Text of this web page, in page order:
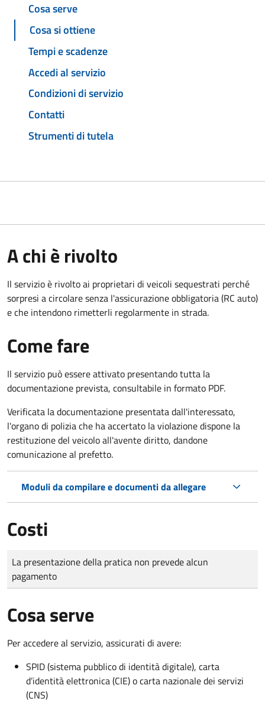
Cosa serve
Cosa si ottiene
Tempi e scadenze
Accedi al servizio
Condizioni di servizio
Contatti
Strumenti di tutela
A chi è rivolto
Il servizio è rivolto ai proprietari di veicoli sequestrati perché
sorpresi a circolare senza l'assicurazione obbligatoria (RC auto)
e che intendono rimetterli regolarmente in strada.
Come fare
Il servizio può essere attivato presentando tutta la
documentazione prevista, consultabile in formato PDF.
Verificata la documentazione presentata dall'interessato,
l'organo di polizia che ha accertato la violazione dispone la
restituzione del veicolo all'avente diritto, dandone
comunicazione al prefetto.
Moduli da compilare e documenti da allegare
Costi
Tipo di pagamento
Importo
La presentazione della pratica non prevede alcun
pagamento
Cosa serve
Per accedere al servizio, assicurati di avere:
SPID (sistema pubblico di identità digitale), carta
d’identità elettronica (CIE) o carta nazionale dei servizi
(CNS)